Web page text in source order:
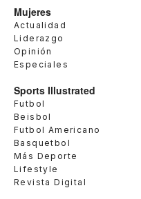
Mujeres
Actualidad
Liderazgo
Opinión
Especiales
Sports Illustrated
Futbol
Beisbol
Futbol Americano
Basquetbol
Más Deporte
Lifestyle
Revista Digital